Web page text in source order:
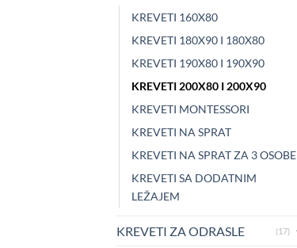
KREVETI 160X80
KREVETI 180X90 I 180X80
KREVETI 190X80 I 190X90
KREVETI 200X80 I 200X90
KREVETI MONTESSORI
KREVETI NA SPRAT
KREVETI NA SPRAT ZA 3 OSOBE
KREVETI SA DODATNIM
LEŽAJEM
KREVETI ZA ODRASLE (17)